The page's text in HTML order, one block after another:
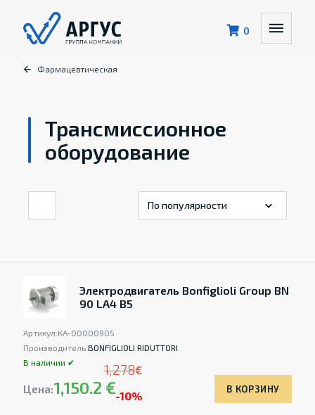
0
Фармацевтическая
Трансмиссионное
оборудование
Электродвигатель Bonfiglioli Group BN
90 LA4 B5
Артикул:КА-00000905
Производитель:BONFIGLIOLI RIDUTTORI
В наличии ✔
Цена:1,150.2 €
1,278€
-10%
В КОРЗИНУ